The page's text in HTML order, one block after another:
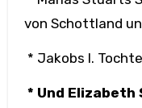
von Schottland
* Jakobs I.
* Und